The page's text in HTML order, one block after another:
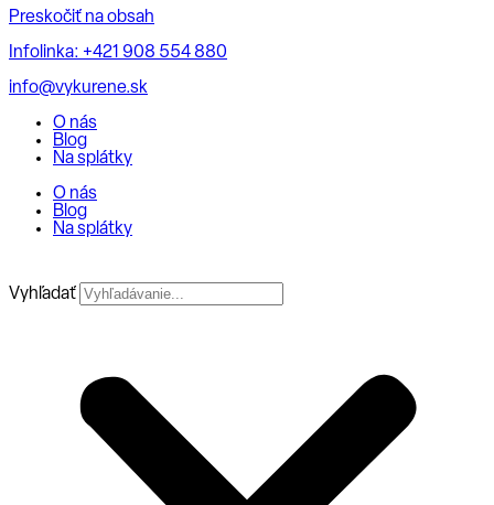
Preskočiť na obsah
Infolinka: +421 908 554 880
info@vykurene.sk
O nás
Blog
Na splátky
O nás
Blog
Na splátky
Vyhľadať